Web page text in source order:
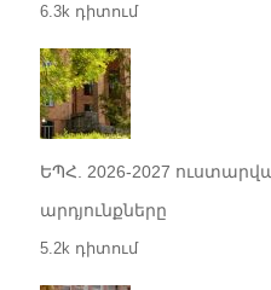
6.3k դիտում
ԵՊՀ. 2026-2027
արդյունքները
5.2k դիտում